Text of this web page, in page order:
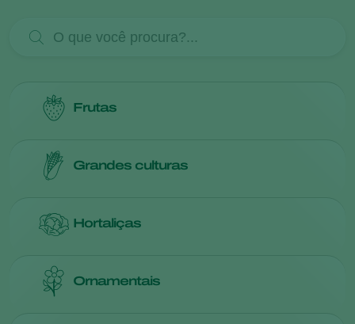
Frutas
Mais informações sobre
Grandes culturas
Hortaliças
Mais informações sobre
Ornamentais